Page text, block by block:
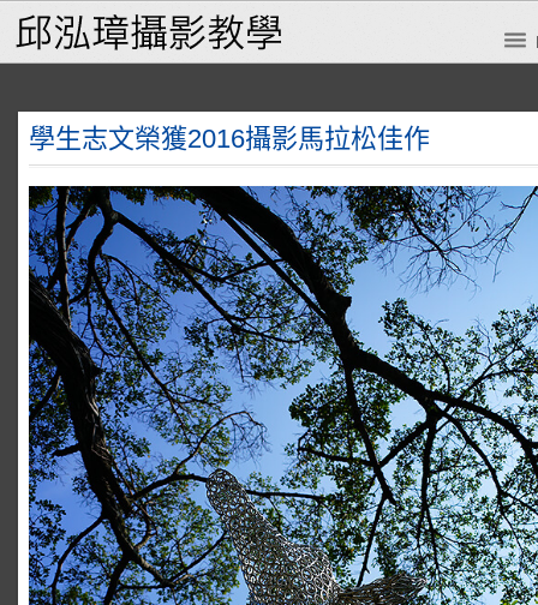
學生志文榮獲2016攝影馬拉松佳作